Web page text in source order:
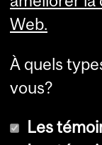
Web.
À quels
vous?
Les